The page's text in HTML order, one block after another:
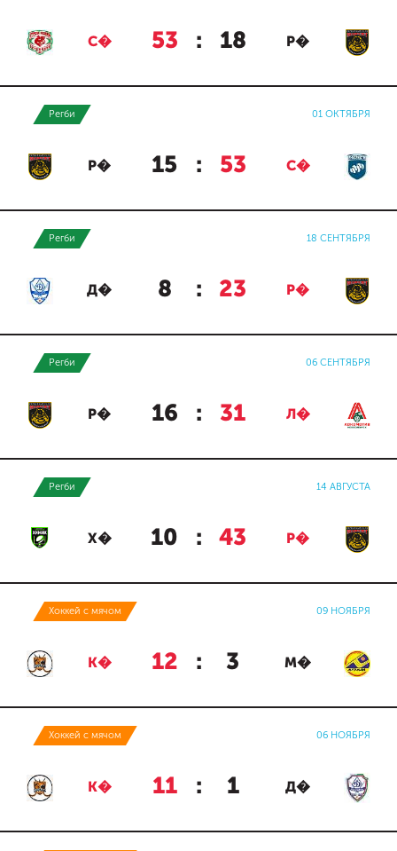
С� 53 : 18 Р�
Регби 01 ОКТЯБРЯ
Р� 15 : 53 С�
Регби 18 СЕНТЯБРЯ
Д� 8 : 23 Р�
Регби 06 СЕНТЯБРЯ
Р� 16 : 31 Л�
Регби 14 АВГУСТА
Х� 10 : 43 Р�
Хоккей с мячом 09 НОЯБРЯ
К� 12 : 3 М�
Хоккей с мячом 06 НОЯБРЯ
К� 11 : 1 Д�